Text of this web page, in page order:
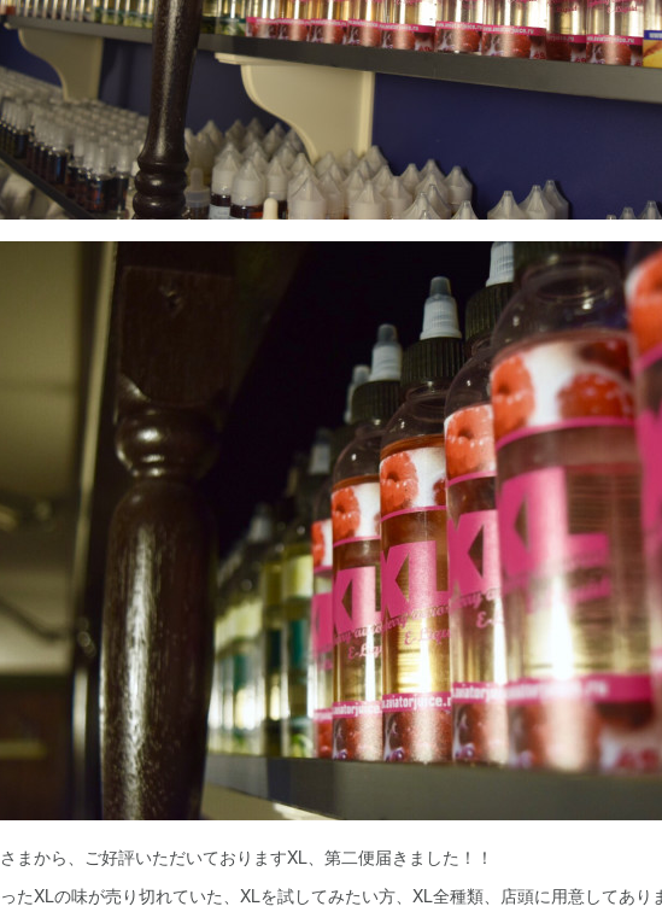
まから、ご好評いただいておりますXL、第二便届きました！！
たXLの味が売り切れていた、XLを試してみたい方、XL全種類、店頭に用意してあり